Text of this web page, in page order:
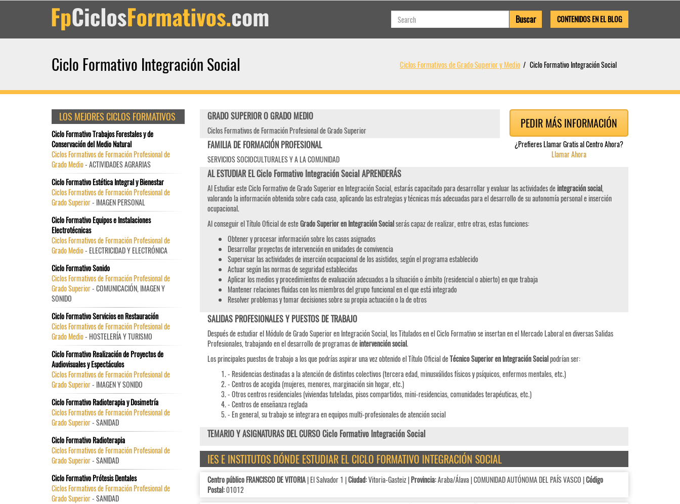
CONTENIDOS EN EL BLOG
Ciclo Formativo Integración Social Ciclos Formativos de Grado Superior y Medio Ciclo Formativo Integración Social
PEDIR MÁS INFORMACIÓN
¿Prefieres Llamar Gratis al Centro Ahora?
Llamar Ahora
GRADO SUPERIOR O GRADO MEDIO
Ciclos Formativos de Formación Profesional de Grado Superior
FAMILIA DE FORMACIÓN PROFESIONAL
SERVICIOS SOCIOCULTURALES Y A LA COMUNIDAD
AL ESTUDIAR EL Ciclo Formativo Integración Social APRENDERÁS
Al Estudiar este Ciclo Formativo de Grado Superior en Integración Social, estarás capacitado para desarrollar y evaluar las actividades deintegración social,
valorando la información obtenida sobre cada caso, aplicando las estrategias y técnicas más adecuadas para el desarrollo de su autonomía personal e inserción
ocupacional.
Al conseguir el Título Oficial de esteGrado Superior en Integración Socialserás capaz de realizar, entre otras, estas funciones:
Obtener y procesar información sobre los casos asignados
Desarrollar proyectos de intervención en unidades de convivencia
Supervisar las actividades de inserción ocupacional de los asistidos, según el programa establecido
Actuar según las normas de seguridad establecidas
Aplicar los medios y procedimientos de evaluación adecuados a la situación o ámbito (residencial o abierto) en que trabaja
Mantener relaciones fluidas con los miembros del grupo funcional en el que está integrado
Resolver problemas y tomar decisiones sobre su propia actuación o la de otros
SALIDAS PROFESIONALES Y PUESTOS DE TRABAJO
Después de estudiar el Módulo de Grado Superior en Integración Social, los Titulados en el Ciclo Formativo se insertan en el Mercado Laboral en diversas Salidas
Profesionales, trabajando en el desarrollo de programas deintervención social.
Los principales puestos de trabajo a los que podrías aspirar una vez obtenido el Título Oficial deTécnico Superior en Integración Socialpodrían ser:
- Residencias destinadas a la atención de distintos colectivos (tercera edad, minusválidos físicos y psíquicos, enfermos mentales, etc.)
- Centros de acogida (mujeres, menores, marginación sin hogar, etc.)
- Otros centros residenciales (viviendas tuteladas, pisos compartidos, mini-residencias, comunidades terapéuticas, etc.)
- Centros de enseñanza reglada
- En general, su trabajo se integrara en equipos multi-profesionales de atención social
TEMARIO Y ASIGNATURAS DEL CURSO Ciclo Formativo Integración Social
IES E INSTITUTOS DÓNDE ESTUDIAR EL CICLO FORMATIVO INTEGRACIÓN SOCIAL
Centro público FRANCISCO DE VITORIA| El Salvador 1 |Ciudad:Vitoria-Gasteiz |Provincia:Araba/Álava | COMUNIDAD AUTÓNOMA DEL PAÍS VASCO |Código
Postal:01012
LOS MEJORES CICLOS FORMATIVOS
Ciclo Formativo Trabajos Forestales y de
Conservación del Medio Natural
Ciclos Formativos de Formación Profesional de
Grado Medio- ACTIVIDADES AGRARIAS
Ciclo Formativo Estética Integral y Bienestar
Ciclos Formativos de Formación Profesional de
Grado Superior- IMAGEN PERSONAL
Ciclo Formativo Equipos e Instalaciones
Electrotécnicas
Ciclos Formativos de Formación Profesional de
Grado Medio- ELECTRICIDAD Y ELECTRÓNICA
Ciclo Formativo Sonido
Ciclos Formativos de Formación Profesional de
Grado Superior- COMUNICACIÓN, IMAGEN Y
SONIDO
Ciclo Formativo Servicios en Restauración
Ciclos Formativos de Formación Profesional de
Grado Medio- HOSTELERÍA Y TURISMO
Ciclo Formativo Realización de Proyectos de
Audiovisuales y Espectáculos
Ciclos Formativos de Formación Profesional de
Grado Superior- IMAGEN Y SONIDO
Ciclo Formativo Radioterapia y Dosimetría
Ciclos Formativos de Formación Profesional de
Grado Superior- SANIDAD
Ciclo Formativo Radioterapia
Ciclos Formativos de Formación Profesional de
Grado Superior- SANIDAD
Ciclo Formativo Prótesis Dentales
Ciclos Formativos de Formación Profesional de
Grado Superior- SANIDAD